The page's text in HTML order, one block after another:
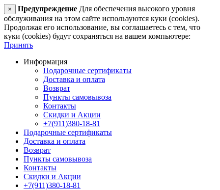
× Предупреждение Для обеспечения высокого уровня
обслуживания на этом сайте используются куки (cookies).
Продолжая его использование, вы соглашаетесь с тем, что
куки (cookies) будут сохраняться на вашем компьютере:
Принять
Информация
Подарочные сертификаты
Доставка и оплата
Возврат
Пункты самовывоза
Контакты
Скидки и Акции
+7(911)380-18-81
Подарочные сертификаты
Доставка и оплата
Возврат
Пункты самовывоза
Контакты
Скидки и Акции
+7(911)380-18-81